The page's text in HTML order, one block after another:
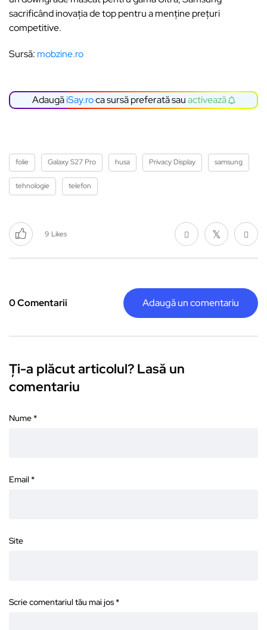
sacrificând inovația de top pentru a menține prețuri
competitive.
Sursă: mobzine.ro
AdaugăiSay.roca sursă preferată sauactivează
folie Galaxy S27 Pro husa Privacy Display samsung
tehnologie telefon
9 Likes
0 Comentarii Adaugă un comentariu
Ți-a plăcut articolul? Lasă un
comentariu
Nume *
Email *
Site
Scrie comentariul tău mai jos *